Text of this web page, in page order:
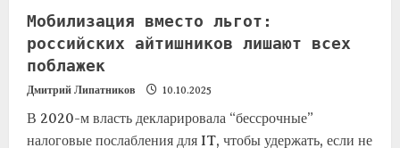
Мобилизация вместо льгот:
российских айтишников лишают всех
поблажек
Дмитрий Липатников 10.10.2025
В 2020-м власть декларировала “бессрочные”
налоговые послабления для IT, чтобы удержать, если не